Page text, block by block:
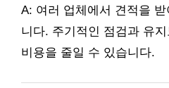
A: 여러 업체에서 견적을
니다. 주기적인 점검과 유
비용을 줄일 수 있습니다.